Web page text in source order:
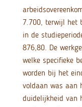
7.700, terwijl het
in de
876,80. De
welke specifieke
worden bij het
voldaan was aan
duidelijkheid van